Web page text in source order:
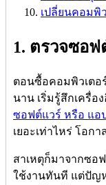
เปลี่ยนคอมพิ
1. ตรวจซอฟ
ตอนซื้อคอมพิวเตอ
นาน เริ่มรู้สึกเครื่อ
ซอฟต์แวร์ หรือ แอป
เยอะเท่าไหร่ โอก
สาเหตุก็มาจากซอ
ใช้งานทันที แต่ปัญ